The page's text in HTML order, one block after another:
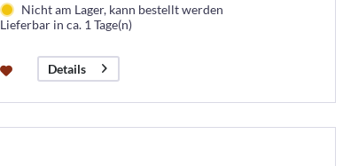
Nicht am Lager, kann bestellt werden
Lieferbar in ca. 1 Tage(n)
Details